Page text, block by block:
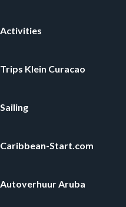
Activities
Trips Klein Curacao
Sailing
Caribbean-Start.com
Autoverhuur Aruba